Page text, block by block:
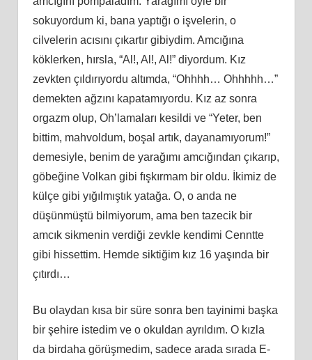
sokuyordum ki, bana yaptığı o işvelerin, o
cilvelerin acısını çıkartır gibiydim. Amcığına
köklerken, hırsla, “Al!, Al!, Al!” diyordum. Kız
zevkten çıldırıyordu altımda, “Ohhhh… Ohhhhh…”
demekten ağzını kapatamıyordu. Kız az sonra
orgazm olup, Oh’lamaları kesildi ve “Yeter, ben
bittim, mahvoldum, boşal artık, dayanamıyorum!”
demesiyle, benim de yarağımı amcığından çıkarıp,
göbeğine Volkan gibi fışkırmam bir oldu. İkimiz de
külçe gibi yığılmıştık yatağa. O, o anda ne
düşünmüştü bilmiyorum, ama ben tazecik bir
amcık sikmenin verdiği zevkle kendimi Cenntte
gibi hissettim. Hemde siktiğim kız 16 yaşında bir
çıtırdı…
Bu olaydan kısa bir süre sonra ben tayinimi başka
bir şehire istedim ve o okuldan ayrıldım. O kızla
da birdaha görüşmedim, sadece arada sırada E-